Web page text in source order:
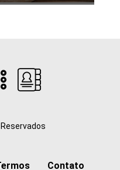
Contato